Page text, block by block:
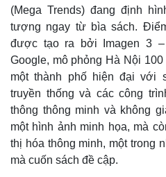
(Mega Trends) đang định
tượng ngay từ bìa sách.
được tạo ra bởi Imagen 3
Google, mô phỏng Hà Nội
một thành phố hiện đại với
truyền thống và các công
thông thông minh và không
một hình ảnh minh họa, mà
thị hóa thông minh, một trong
mà cuốn sách đề cập.